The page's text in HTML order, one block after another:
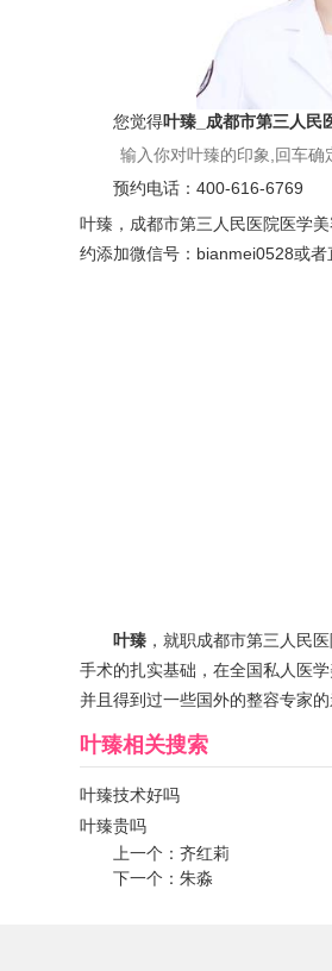
您觉得叶臻_成都市第三人民
预约电话：400-616-6769
叶臻，成都市第三人民医院医学
约添加微信号：bianmei0528或
叶臻 ，就职成都市第三人民
手术的扎实基础，在全国私人医
并且得到过一些国外的整容专家
叶臻相关搜索
叶臻技术好吗
叶臻贵吗
上一个：齐红莉
下一个：朱淼